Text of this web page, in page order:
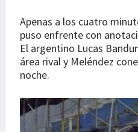
Apenas a los cuatro
puso enfrente con
El argentino Lucas
área rival y Meléndez
noche.